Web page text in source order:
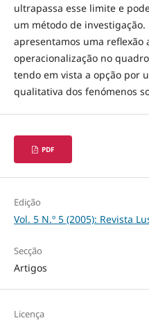
ultrapassa esse limite e
um método de investigação.
apresentamos uma reflexão
operacionalização no
tendo em vista a opção por
qualitativa dos fenómenos
PDF
Edição
Vol. 5 N.º 5 (2005): Revista
Secção
Artigos
Licença